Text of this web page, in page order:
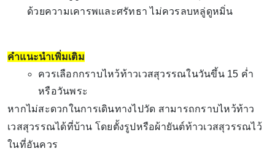
ด้วยความเคารพและศรัทธา ไม่ควรลบหลู่ดูหมิ่น
คำแนะนำเพิ่มเติม
ควรเลือกกราบไหว้ท้าวเวสสุวรรณในวันขึ้น 15 ค่ำ
หรือวันพระ
หากไม่สะดวกในการเดินทางไปวัด สามารถกราบไหว้ท้าว
เวสสุวรรณได้ที่บ้าน โดยตั้งรูปหรือผ้ายันต์ท้าวเวสสุวรรณไว้
ในที่อันควร